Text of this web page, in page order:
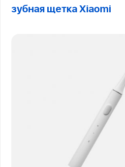
зубная щетка Xiaomi